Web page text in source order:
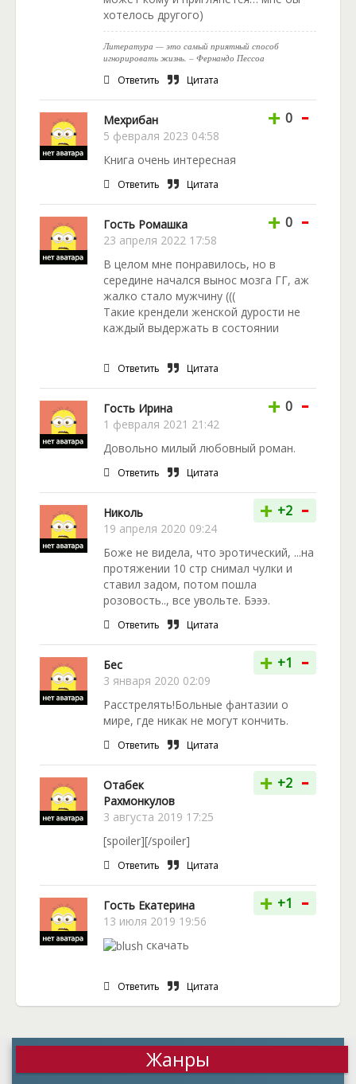
хотелось другого)
Литература — это самый приятный способ
игнорировать жизнь. – Фернандо Пессоа
Ответить Цитата
Мехрибан
5 февраля 2023 04:58
+ 0 -
Книга очень интересная
Ответить Цитата
Гость Ромашка
23 апреля 2022 17:58
+ 0 -
В целом мне понравилось, но в
середине начался вынос мозга ГГ, аж
жалко стало мужчину (((
Такие крендели женской дурости не
каждый выдержать в состоянии
Ответить Цитата
Гость Ирина
1 февраля 2021 21:42
+ 0 -
Довольно милый любовный роман.
Ответить Цитата
Николь
19 апреля 2020 09:24
+ +2 -
Боже не видела, что эротический, ...на
протяжении 10 стр снимал чулки и
ставил задом, потом пошла
розовость.., все увольте. Бэээ.
Ответить Цитата
Бес
3 января 2020 02:09
+ +1 -
Расстрелять!Больные фантазии о
мире, где никак не могут кончить.
Ответить Цитата
Отабек
Рахмонкулов
3 августа 2019 17:25
+ +2 -
[spoiler][/spoiler]
Ответить Цитата
Гость Екатерина
13 июля 2019 19:56
+ +1 -
скачать
Ответить Цитата
Жанры